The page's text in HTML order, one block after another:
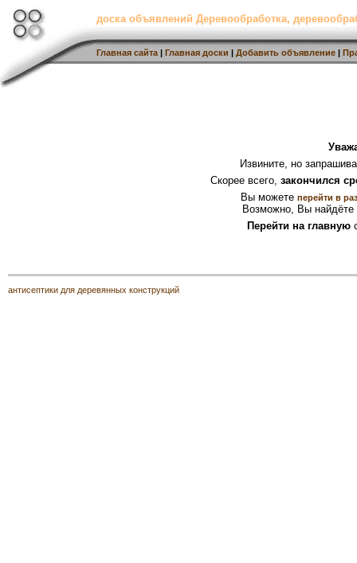
доска объявлений Деревообработка,
Главная сайта | Главная доски | Добавить объявление |
Извините, но
Скорее всего, закончился
Вы можете перейти в
Возможно, Вы найдёте
Перейти на главную
антисептики для деревянных конструкций